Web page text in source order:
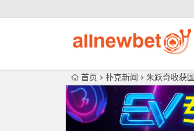
首页 扑克新闻 朱跃奇收获